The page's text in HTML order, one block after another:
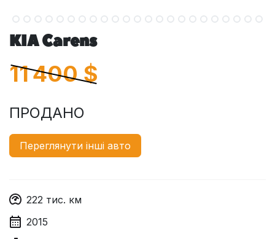
KIA Carens
11 400$
ПРОДАНО
Переглянути інші авто
222 тис. км
2015